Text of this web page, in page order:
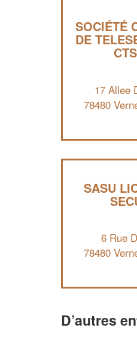
SOCIÉTÉ
DE
17 Allee
78480
SASU
6 Rue
78480
D’autres